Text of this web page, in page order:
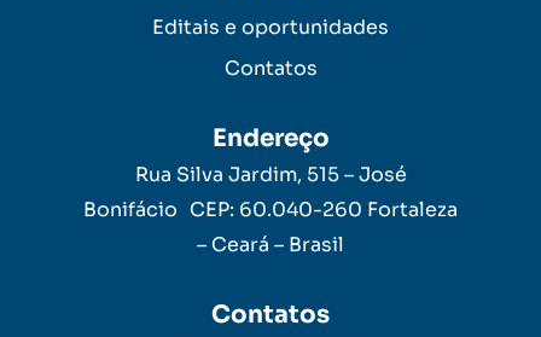
Editais e oportunidades
Contatos
Endereço
Rua Silva Jardim, 515 – José
Bonifácio CEP: 60.040-260 Fortaleza
– Ceará – Brasil
Contatos